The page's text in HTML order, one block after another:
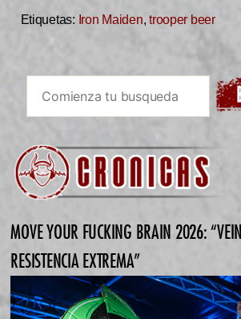
Etiquetas: Iron Maiden,trooper beer
MOVE YOUR FUCKING BRAIN 2026:
RESISTENCIA EXTREMA”